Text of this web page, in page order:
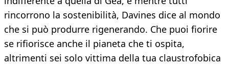
rincorrono la sostenibilità, Davines dice al mondo
che si può produrre rigenerando. Che puoi fiorire
se rifiorisce anche il pianeta che ti ospita,
altrimenti sei solo vittima della tua claustrofobica